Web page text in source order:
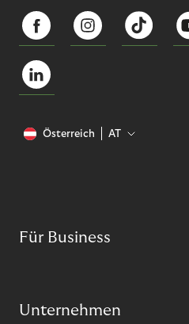
Österreich AT
Für Business
Unternehmen